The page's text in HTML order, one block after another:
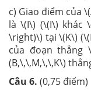
c) Giao điểm của
là \(I\) (\(I\) khác
\right)\) tại \(K\)
của đoạn thẳng
(B,\,\,M,\,\,K\)
Câu 6. (0,75 điểm)